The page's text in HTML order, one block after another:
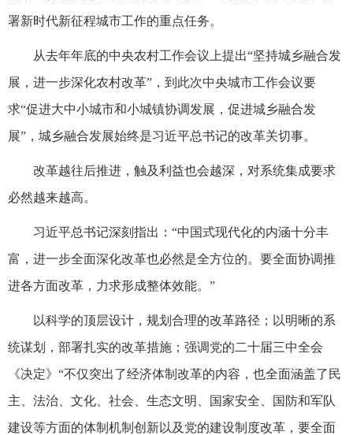
署新时代新征程城市工作的重点任务。
从去年年底的中央农村工作会议上提出“坚持城乡融合发
展，进一步深化农村改革”，到此次中央城市工作会议要
求“促进大中小城市和小城镇协调发展，促进城乡融合发
展”，城乡融合发展始终是习近平总书记的改革关切事。
改革越往后推进，触及利益也会越深，对系统集成要求
必然越来越高。
习近平总书记深刻指出：“中国式现代化的内涵十分丰
富，进一步全面深化改革也必然是全方位的。要全面协调推
进各方面改革，力求形成整体效能。”
以科学的顶层设计，规划合理的改革路径；以明晰的系
统谋划，部署扎实的改革措施；强调党的二十届三中全会
《决定》“不仅突出了经济体制改革的内容，也全面涵盖了民
主、法治、文化、社会、生态文明、国家安全、国防和军队
建设等方面的体制机制创新以及党的建设制度改革，要全面